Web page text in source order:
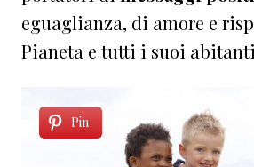
eguaglianza, di amore e
Pianeta e tutti i suoi
Pin